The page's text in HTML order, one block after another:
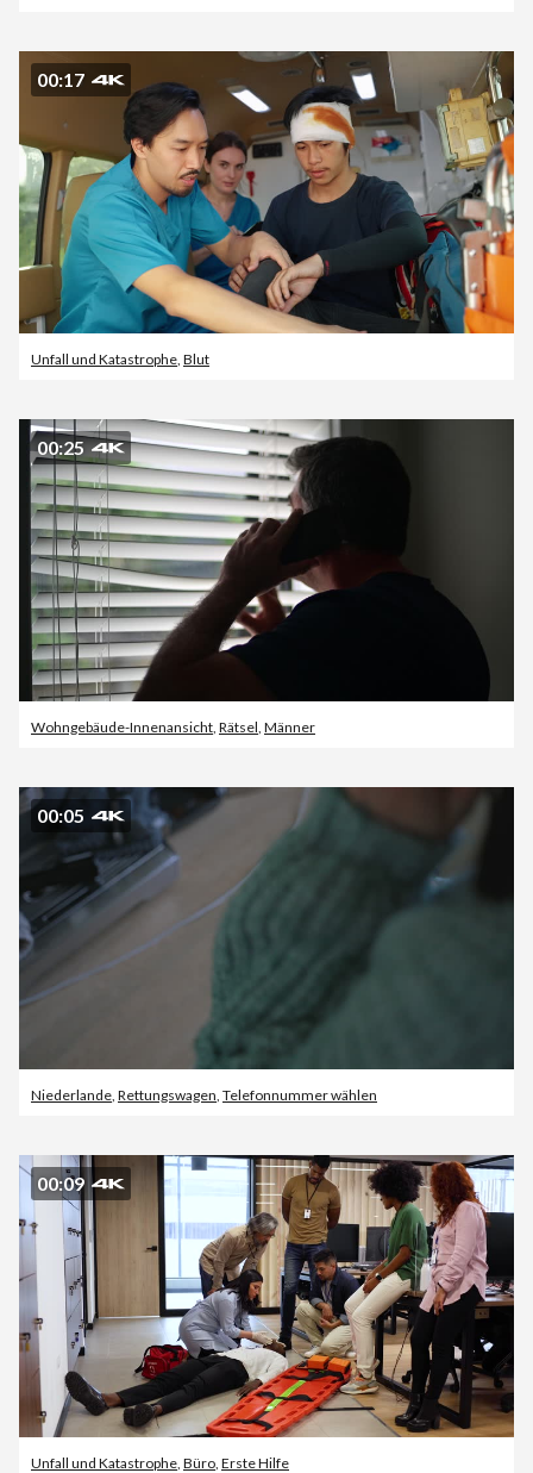
00:17
Unfall und Katastrophe Blut
00:25
Wohngebäude-Innenansicht Rätsel Männer
00:05
Niederlande Rettungswagen Telefonnummer wählen
00:09
Unfall und Katastrophe Büro Erste Hilfe